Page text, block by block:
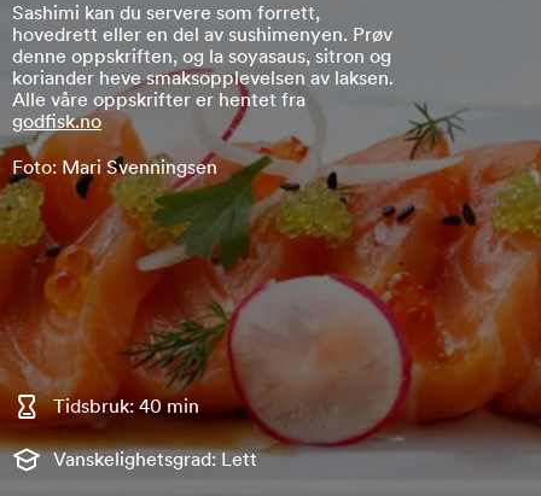
Sashimi kan du servere som forrett,
hovedrett eller en del av sushimenyen. Prøv
denne oppskriften, og la soyasaus, sitron og
koriander heve smaksopplevelsen av laksen.
Alle våre oppskrifter er hentet fra
godfisk.no
Foto: Mari Svenningsen
Tidsbruk: 40 min
Vanskelighetsgrad: Lett